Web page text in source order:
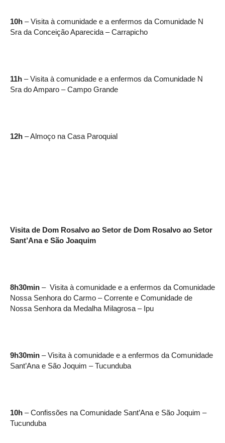
10h – Visita à comunidade e a enfermos da Comunidade N
Sra da Conceição Aparecida – Carrapicho
11h – Visita à comunidade e a enfermos da Comunidade N
Sra do Amparo – Campo Grande
12h – Almoço na Casa Paroquial
Visita de Dom Rosalvo ao Setor de Dom Rosalvo ao Setor
Sant’Ana e São Joaquim
8h30min – Visita à comunidade e a enfermos da Comunidade
Nossa Senhora do Carmo – Corrente e Comunidade de
Nossa Senhora da Medalha Milagrosa – Ipu
9h30min – Visita à comunidade e a enfermos da Comunidade
Sant’Ana e São Joquim – Tucunduba
10h – Confissões na Comunidade Sant’Ana e São Joquim –
Tucunduba